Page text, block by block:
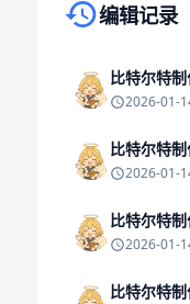
编辑记录
比特尔特
2026-01-
比特尔特
2026-01-
比特尔特
2026-01-
比特尔特